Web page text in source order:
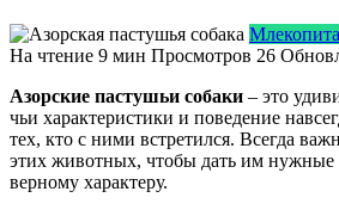
На чтение 9 мин Просмотров 26
Азорские пастушьи собаки – это
чьи характеристики и поведение
тех, кто с ними встретился. Всегда
этих животных, чтобы дать им нужные
верному характеру.